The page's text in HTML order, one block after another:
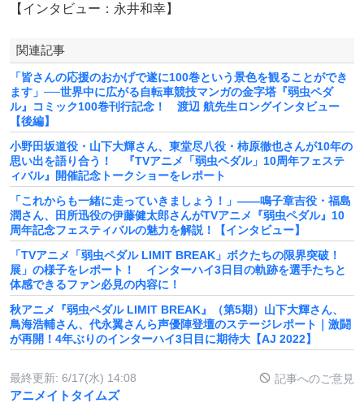
【インタビュー：永井和幸】
関連記事
「皆さんの応援のおかげで遂に100巻という景色を観ることができ
ます」──世界中に広がる自転車競技マンガの金字塔『弱虫ペダ
ル』コミック100巻刊行記念！ 渡辺 航先生ロングインタビュー
【後編】
小野田坂道役・山下大輝さん、東堂尽八役・柿原徹也さんが10年の
思い出を語り合う！ 『TVアニメ「弱虫ペダル」10周年フェステ
ィバル』開催記念トークショーをレポート
「これからも一緒に走っていきましょう！」――鳴子章吉役・福島
潤さん、田所迅役の伊藤健太郎さんがTVアニメ『弱虫ペダル』10
周年記念フェスティバルの魅力を解説！【インタビュー】
「TVアニメ「弱虫ペダル LIMIT BREAK」ボクたちの限界突破！
展」の様子をレポート！ インターハイ3日目の軌跡を選手たちと
体感できるファン必見の内容に！
秋アニメ『弱虫ペダル LIMIT BREAK』（第5期）山下大輝さん、
鳥海浩輔さん、代永翼さんら声優陣登壇のステージレポート｜激闘
が再開！4年ぶりのインターハイ3日目に期待大【AJ 2022】
最終更新: 6/17(水) 14:08 記事へのご意見
アニメイトタイムズ